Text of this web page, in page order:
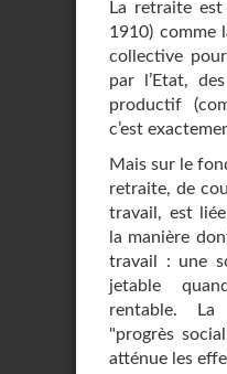
La retraite
1910) comme
collective
par l’Etat,
productif
c’est
Mais sur le
retraite, de
travail, est
la manière
travail : une
jetable
rentable.
"progrès
atténue les